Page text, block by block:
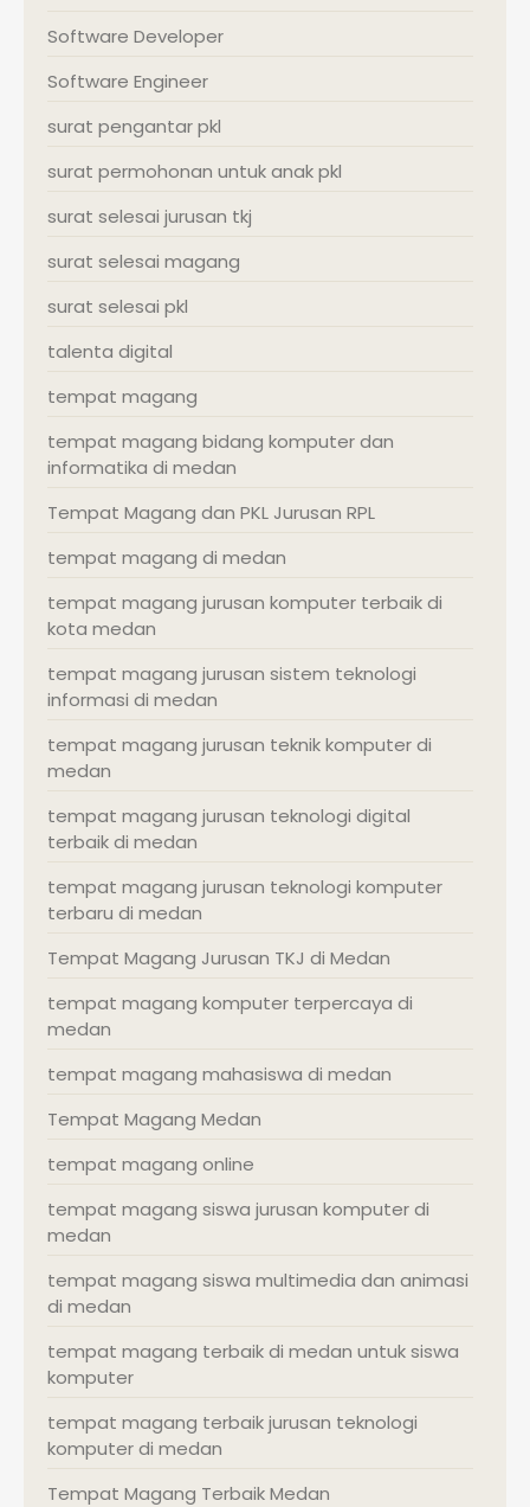
Software Developer
Software Engineer
surat pengantar pkl
surat permohonan untuk anak pkl
surat selesai jurusan tkj
surat selesai magang
surat selesai pkl
talenta digital
tempat magang
tempat magang bidang komputer dan
informatika di medan
Tempat Magang dan PKL Jurusan RPL
tempat magang di medan
tempat magang jurusan komputer terbaik di
kota medan
tempat magang jurusan sistem teknologi
informasi di medan
tempat magang jurusan teknik komputer di
medan
tempat magang jurusan teknologi digital
terbaik di medan
tempat magang jurusan teknologi komputer
terbaru di medan
Tempat Magang Jurusan TKJ di Medan
tempat magang komputer terpercaya di
medan
tempat magang mahasiswa di medan
Tempat Magang Medan
tempat magang online
tempat magang siswa jurusan komputer di
medan
tempat magang siswa multimedia dan animasi
di medan
tempat magang terbaik di medan untuk siswa
komputer
tempat magang terbaik jurusan teknologi
komputer di medan
Tempat Magang Terbaik Medan